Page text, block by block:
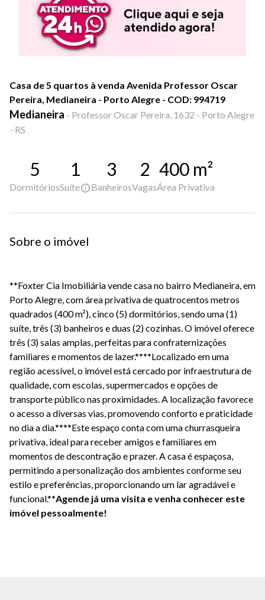
Casa de 5 quartos à venda Avenida Professor Oscar
Pereira, Medianeira - Porto Alegre - COD: 994719
Medianeira - Professor Oscar Pereira, 1632 - Porto Alegre
- RS
5
Dormitórios
1
Suíte
3
Banheiros
2
Vagas
400 m²
Área Privativa
Sobre o imóvel
**Foxter Cia Imobiliária vende casa no bairro Medianeira, em
Porto Alegre, com área privativa de quatrocentos metros
quadrados (400 m²), cinco (5) dormitórios, sendo uma (1)
suíte, três (3) banheiros e duas (2) cozinhas. O imóvel oferece
três (3) salas amplas, perfeitas para confraternizações
familiares e momentos de lazer.****Localizado em uma
região acessível, o imóvel está cercado por infraestrutura de
qualidade, com escolas, supermercados e opções de
transporte público nas proximidades. A localização favorece
o acesso a diversas vias, promovendo conforto e praticidade
no dia a dia.****Este espaço conta com uma churrasqueira
privativa, ideal para receber amigos e familiares em
momentos de descontração e prazer. A casa é espaçosa,
permitindo a personalização dos ambientes conforme seu
estilo e preferências, proporcionando um lar agradável e
funcional.**Agende já uma visita e venha conhecer este
imóvel pessoalmente!